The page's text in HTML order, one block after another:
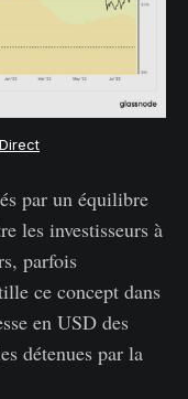
par un équilibre
les investisseurs à
parfois
ce concept dans
en USD des
détenues par la